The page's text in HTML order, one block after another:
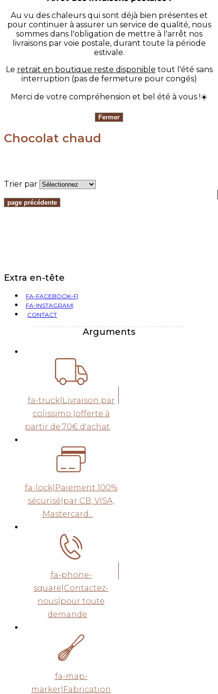
Au vu des chaleurs qui sont déjà bien présentes et
pour continuer à assurer un service de qualité, nous
sommes dans l'obligation de mettre à l'arrêt nos
livraisons par voie postale, durant toute la période
estivale.
Le retrait en boutique reste disponible tout l'été sans
interruption (pas de fermeture pour congés)
Merci de votre compréhension et bel été à vous !☀️
Chocolat chaud
Trier par
Extra en-tête
FA-FACEBOOK-F|
FA-INSTAGRAM|
CONTACT
Arguments
fa-truck|Livraison par
colissimo |offerte à
partir de 70€ d'achat
fa-lock|Paiement 100%
sécurisé|par CB, VISA,
Mastercard...
fa-phone-
square|Contactez-
nous|pour toute
demande
fa-map-
marker|Fabrication